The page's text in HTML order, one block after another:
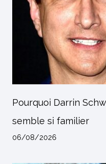
Pourquoi Darrin
semble si familier
06/08/2026